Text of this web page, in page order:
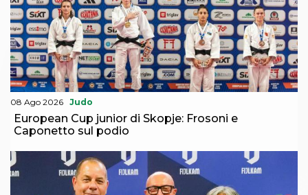
08 Ago 2026 Judo
European Cup junior di Skopje: Frosoni e
Caponetto sul podio